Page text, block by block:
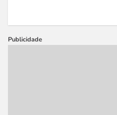
Publicidade